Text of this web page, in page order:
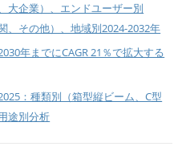
大企業）、エンドユーザー別
、その他）、地域別2024-2032年
年までにCAGR 21％で拡大する
：種類別（箱型縦ビーム、C型
途別分析